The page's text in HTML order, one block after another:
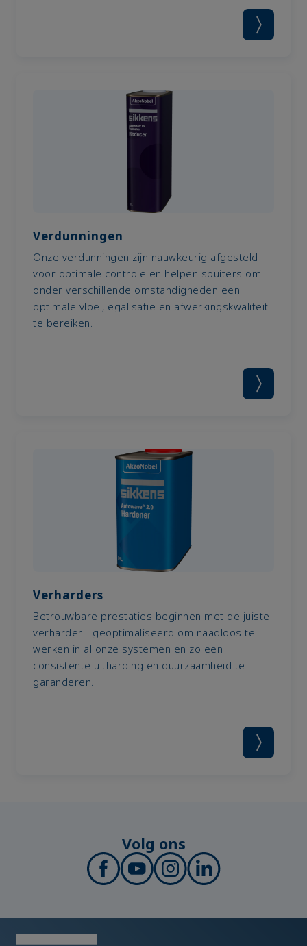
Verdunningen
Onze verdunningen zijn nauwkeurig afgesteld
voor optimale controle en helpen spuiters om
onder verschillende omstandigheden een
optimale vloei, egalisatie en afwerkingskwaliteit
te bereiken.
Verharders
Betrouwbare prestaties beginnen met de juiste
verharder - geoptimaliseerd om naadloos te
werken in al onze systemen en zo een
consistente uitharding en duurzaamheid te
garanderen.
Volg ons